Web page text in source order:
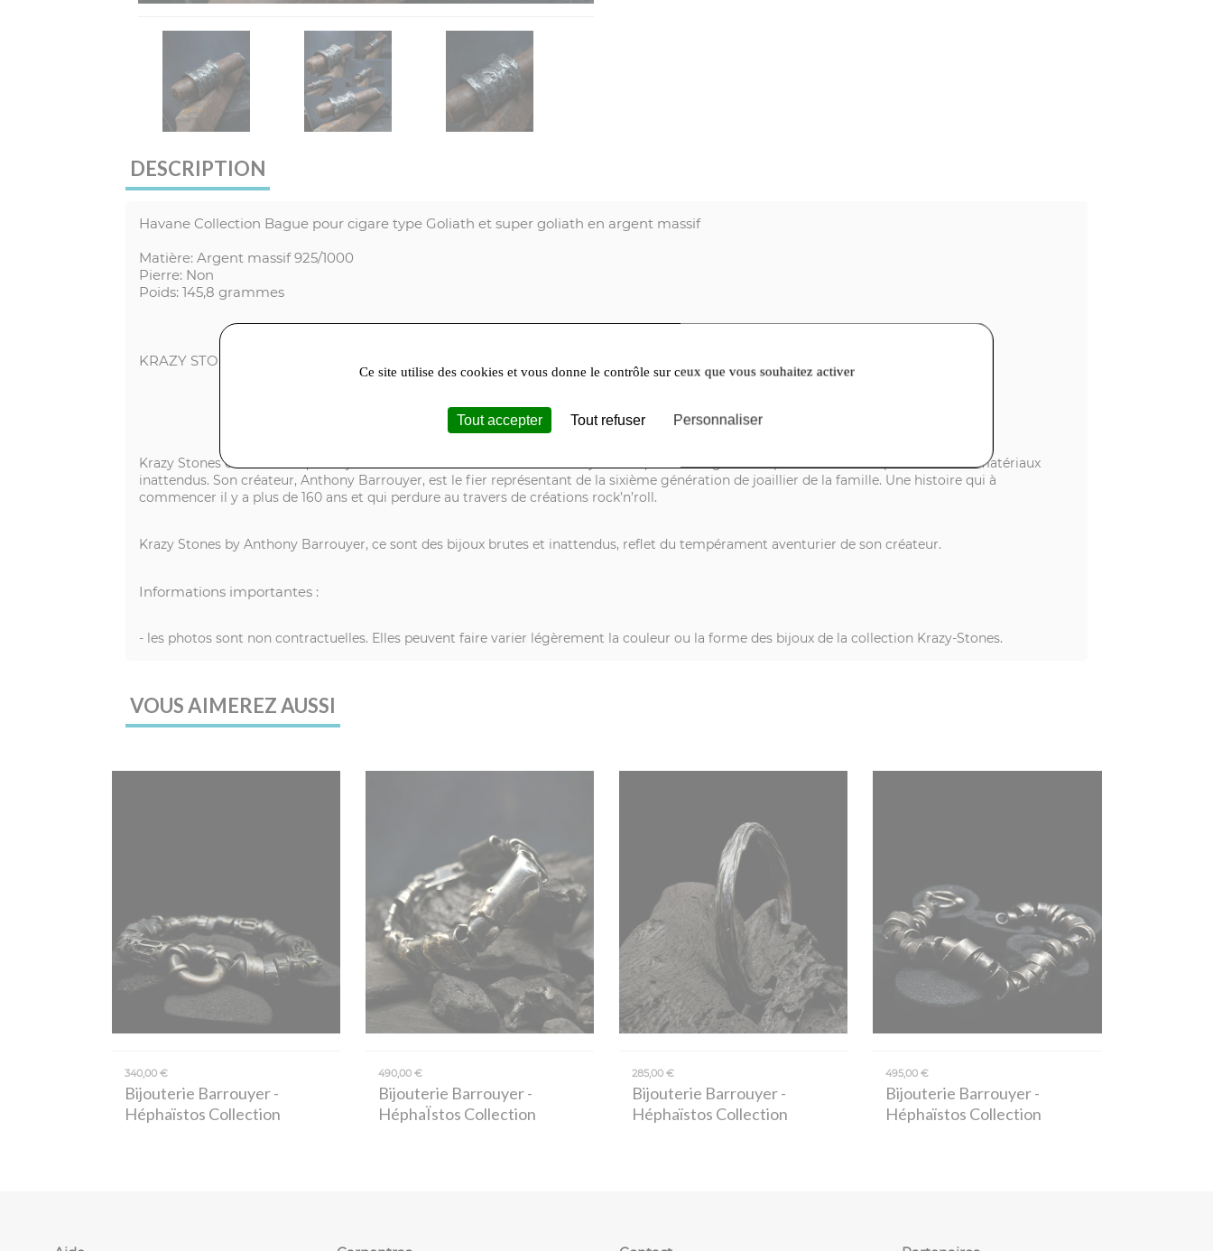
DESCRIPTION
Havane Collection Bague pour cigare type Goliath et super goliath en argent massif
Matière: Argent massif 925/1000
Pierre: Non
Poids: 145,8 grammes
KRAZY STONES
Krazy Stones est une marque de joaillerie moderne et rock’n’roll. Des bijoux uniques mélangeant les pierres & métaux précieux à des matériaux
inattendus. Son créateur, Anthony Barrouyer, est le fier représentant de la sixième génération de joaillier de la famille. Une histoire qui à
commencer il y a plus de 160 ans et qui perdure au travers de créations rock’n’roll.
Krazy Stones by Anthony Barrouyer, ce sont des bijoux brutes et inattendus, reflet du tempérament aventurier de son créateur.
Informations importantes :
- les photos sont non contractuelles. Elles peuvent faire varier légèrement la couleur ou la forme des bijoux de la collection Krazy-Stones.
VOUS AIMEREZ AUSSI
340,00 €
Bijouterie Barrouyer-
Héphaïstos Collection
490,00 €
Bijouterie Barrouyer-
HéphaÏstos Collection
285,00 €
Bijouterie Barrouyer-
Héphaïstos Collection
495,00 €
Bijouterie Barrouyer-
Héphaïstos Collection
Ce site utilise des cookies et vous donne le contrôle sur ceux que vous souhaitez activer
Tout accepter Tout refuser Personnaliser